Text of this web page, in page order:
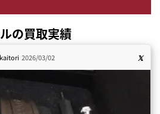
の買取実績
2026/03/02